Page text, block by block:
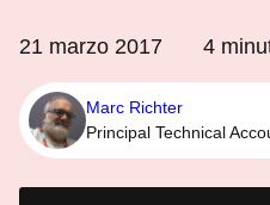
21 marzo 2017 4
Marc Richter
Principal Technical